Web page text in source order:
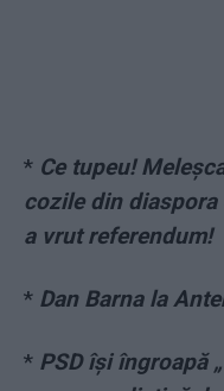
* Ce tupeu!
cozile din
a vrut referendum!
* Dan Barna la
* PSD își îngroapă